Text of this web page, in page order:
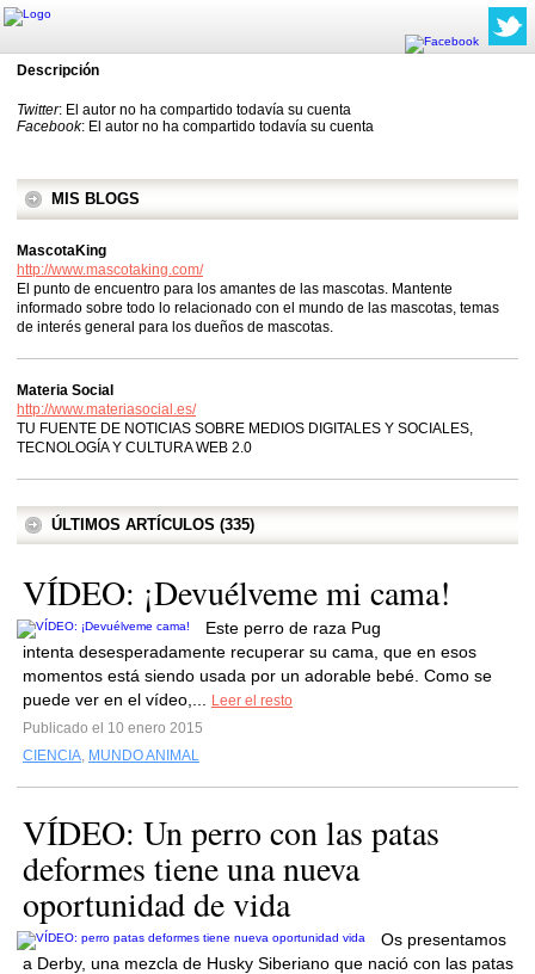
Descripción
Twitter: El autor no ha compartido todavía su cuenta
Facebook: El autor no ha compartido todavía su cuenta
MIS BLOGS
MascotaKing
http://www.mascotaking.com/
El punto de encuentro para los amantes de las mascotas. Mantente
informado sobre todo lo relacionado con el mundo de las mascotas, temas
de interés general para los dueños de mascotas.
Materia Social
http://www.materiasocial.es/
TU FUENTE DE NOTICIAS SOBRE MEDIOS DIGITALES Y SOCIALES,
TECNOLOGÍA Y CULTURA WEB 2.0
ÚLTIMOS ARTÍCULOS (335)
VÍDEO: ¡Devuélveme mi cama!
Este perro de raza Pug
intenta desesperadamente recuperar su cama, que en esos
momentos está siendo usada por un adorable bebé. Como se
puede ver en el vídeo,...
Leer el resto
Publicado el 10 enero 2015
CIENCIA, MUNDO ANIMAL
VÍDEO: Un perro con las patas
deformes tiene una nueva
oportunidad de vida
Os presentamos
a Derby, una mezcla de Husky Siberiano que nació con las patas